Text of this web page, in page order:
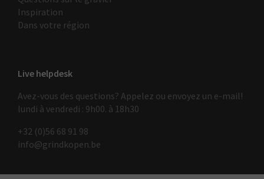
Inspiration
Dans votre région
Live helpdesk
Avez-vous des questions? Appelez ou envoyez un e-mail!
lundi à vendredi : 9h00. à 18h30
+32 (0)56 68 91 98
info@grindkopen.be